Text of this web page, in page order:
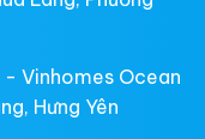
- Vinhomes Ocean
Hưng Yên